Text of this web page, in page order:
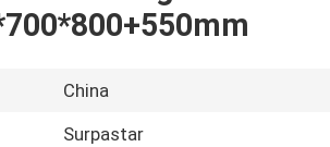
China
Surpastar